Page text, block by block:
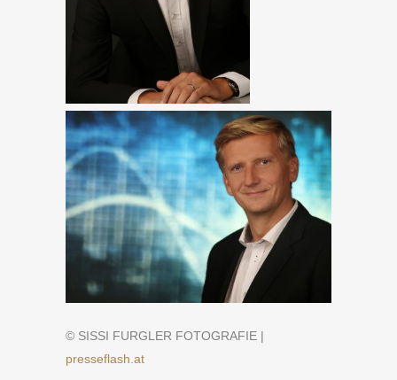
© SISSI FURGLER FOTOGRAFIE |
presseflash.at